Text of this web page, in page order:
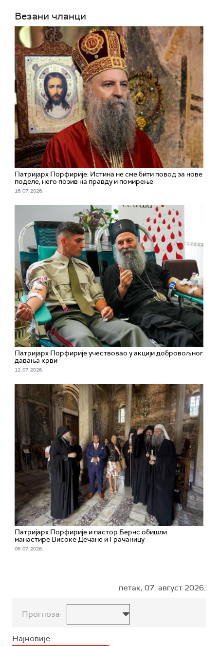
Везани чланци
Патријарх Порфирије: Истина не сме бити повод за нове
поделе, него позив на правду и помирење
16. 07. 2026.
Патријарх Порфирије учествовао у акцији добровољног
давања крви
12. 07. 2026.
Патријарх Порфирије и пастор Бернс обишли
манастире Високе Дечане и Грачаницу
06. 07. 2026.
петак, 07. август 2026.
Прогноза
Најновије